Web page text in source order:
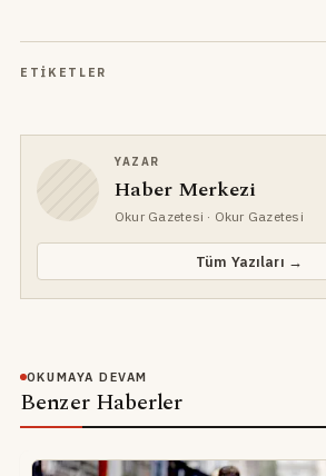
ETIKETLER
YAZAR
Haber Merkezi
Okur Gazetesi · Okur Gazetesi
Tüm Yazıları →
OKUMAYA DEVAM
Benzer Haberler